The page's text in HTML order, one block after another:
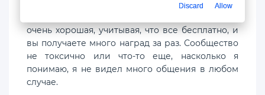
при прыжках, что делает его более сложным и
очень хорошая, учитывая, что все бесплатно, и
вы получаете много наград за раз. Сообщество
не токсично или что-то еще, насколько я
понимаю, я не видел много общения в любом
случае.
Discard Allow